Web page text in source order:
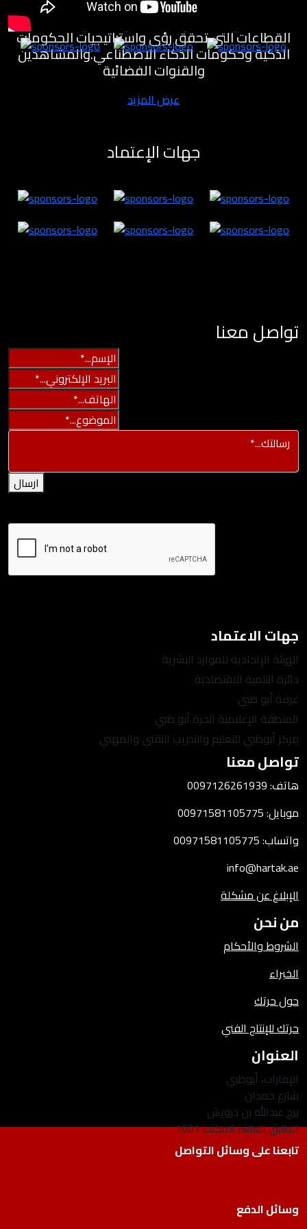
والصناعي والصحي والسياحي والفني وغيره من
القطاعات التي تحقق رؤى واستراتيجيات الحكومات
الذكية وحكومات الذكاء الاصطناعي.والمشاهدين
والقنوات الفضائية
عرض المزيد
جهات الإعتماد
تواصل معنا
ارسال
جهات الاعتماد
الهيئة الإتحادية للموارد البشرية
دائرة التنمية الاقتصادية
غرفة أبو ظبي
المنطقة الإعلامية الحرة أبو ظبي
مركز أبوظبي للتعليم والتدريب التقني والمهني
تواصل معنا
هاتف: 0097126261939
موبايل: 00971581105775
واتساب: 00971581105775
info@hartak.ae
الإبلاغ عن مشكلة
من نحن
الشروط والأحكام
الخبراء
حول حرتك
حرتك للإنتاج الفني
العنوان
الإمارات، أبوظبي
شارع حمدان
برج عبدالله بن درويش
الطابق العاشر المكتب 1001
تابعنا على وسائل التواصل
وسائل الدفع